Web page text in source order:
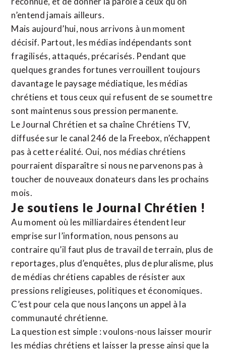
n’entend jamais ailleurs.
Mais aujourd’hui, nous arrivons à un moment
décisif. Partout, les médias indépendants sont
fragilisés, attaqués, précarisés. Pendant que
quelques grandes fortunes verrouillent toujours
davantage le paysage médiatique, les médias
chrétiens et tous ceux qui refusent de se soumettre
sont maintenus sous pression permanente.
Le Journal Chrétien et sa chaîne Chrétiens TV,
diffusée sur le canal 246 de la Freebox, n’échappent
pas à cette réalité. Oui, nos médias chrétiens
pourraient disparaître si nous ne parvenons pas à
toucher de nouveaux donateurs dans les prochains
mois.
Je soutiens le Journal Chrétien !
Au moment où les milliardaires étendent leur
emprise sur l’information, nous pensons au
contraire qu’il faut plus de travail de terrain, plus de
reportages, plus d’enquêtes, plus de pluralisme, plus
de médias chrétiens capables de résister aux
pressions religieuses, politiques et économiques.
C’est pour cela que nous lançons un appel à la
communauté chrétienne.
La question est simple : voulons-nous laisser mourir
les médias chrétiens et laisser la presse ainsi que la